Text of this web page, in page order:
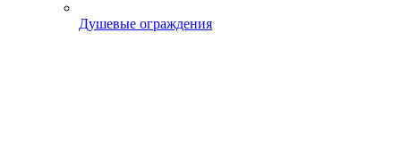
Душевые ограждения